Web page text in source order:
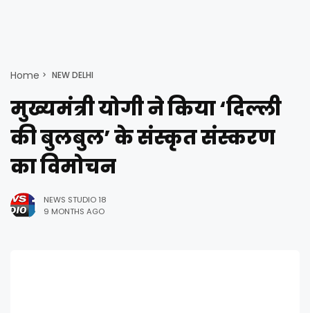
Home NEW DELHI
मुख्यमंत्री योगी ने किया ‘दिल्ली
की बुलबुल’ के संस्कृत संस्करण
का विमोचन
NEWS STUDIO 18
9 MONTHS AGO